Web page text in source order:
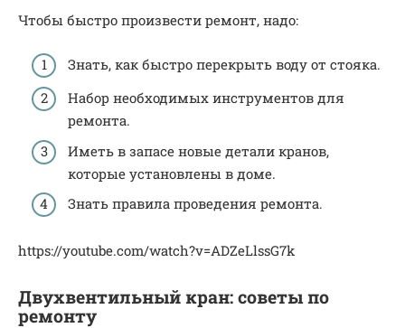
Чтобы быстро произвести ремонт, надо:
Знать, как быстро перекрыть воду от стояка.
Набор необходимых инструментов для
ремонта.
Иметь в запасе новые детали кранов,
которые установлены в доме.
Знать правила проведения ремонта.
https://youtube.com/watch?v=ADZeLlssG7k
Двухвентильный кран: советы по
ремонту